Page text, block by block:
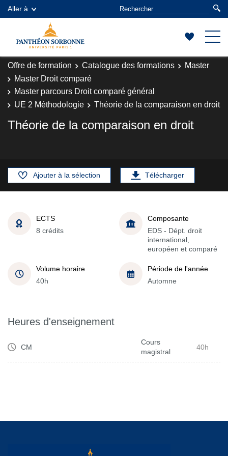
Aller à
Offre de formation Catalogue des formations
Master
Master Droit comparé
Master parcours Droit comparé général
UE 2 Méthodologie
Théorie de la comparaison en droit
Théorie de la comparaison en droit
Ajouter à la sélection Télécharger
ECTS
8 crédits
Composante
EDS - Dépt. droit
international,
européen et comparé
Volume horaire
40h
Période de l'année
Automne
Heures d'enseignement
CM
Cours
magistral
40h